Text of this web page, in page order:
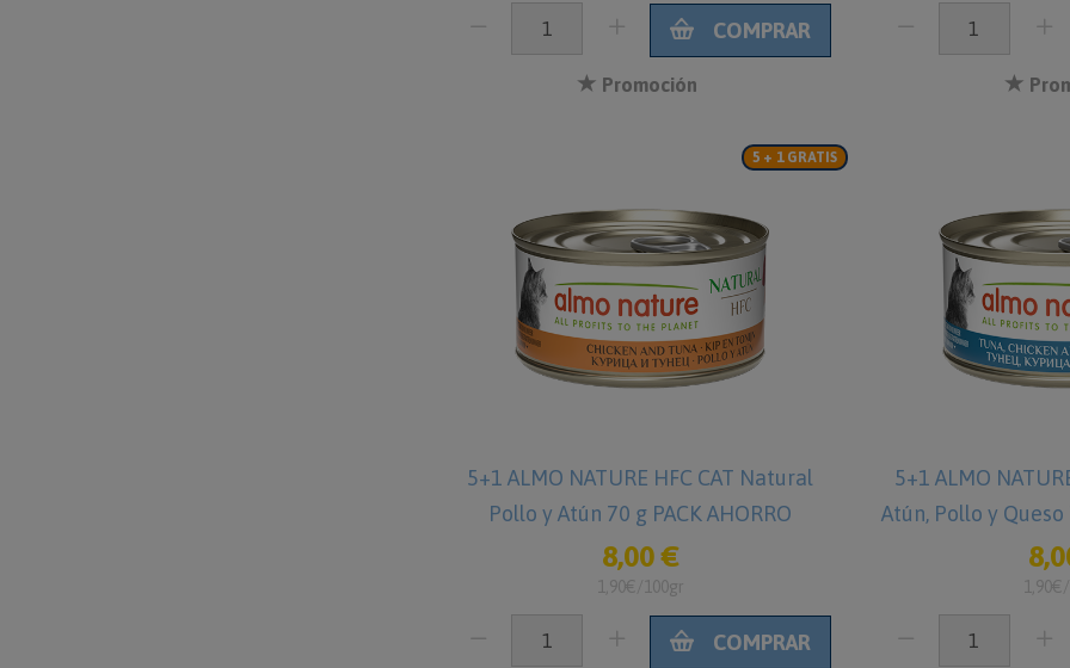
COMPRAR
Promoción
5 + 1 GRATIS
5+1 ALMO NATURE HFC CAT Natural
Pollo y Atún 70 g PACK AHORRO
8,00 €
1,90€/100gr
COMPRAR
5+1 ALMO
Atún, Pollo y Queso